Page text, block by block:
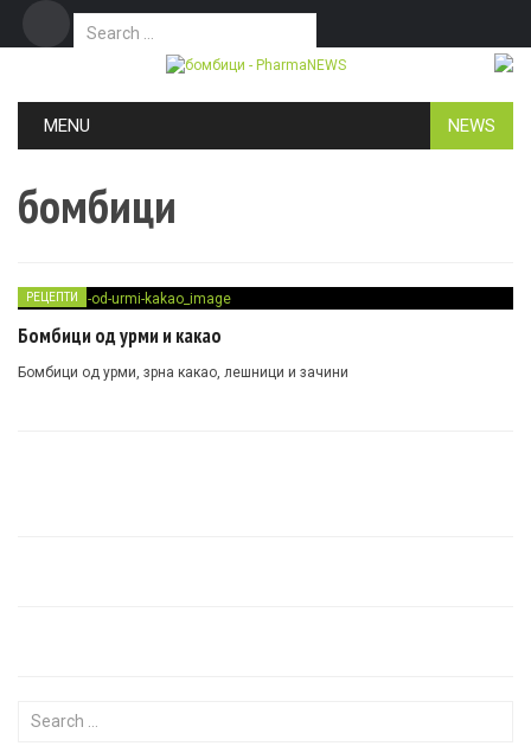
Search for:
MENU NEWS
бомбици
РЕЦЕПТИ
Бомбици од урми и какао
Бомбици од урми, зрна какао, лешници и зачини
Search for: